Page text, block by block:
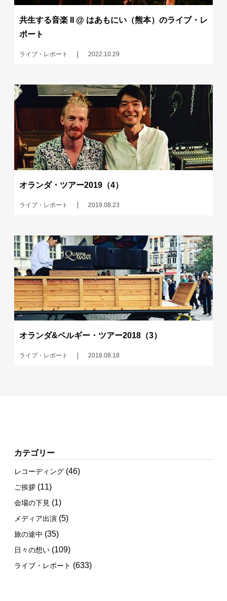
共生する音楽 II @ はあもにい（熊本）のライブ・レ
ポート
ライブ・レポート 2022.10.29
オランダ・ツアー2019（4）
ライブ・レポート 2019.08.23
オランダ&ベルギー・ツアー2018（3）
ライブ・レポート 2018.08.18
カテゴリー
レコーディング (46)
ご挨拶 (11)
会場の下見 (1)
メディア出演 (5)
旅の途中 (35)
日々の想い (109)
ライブ・レポート (633)